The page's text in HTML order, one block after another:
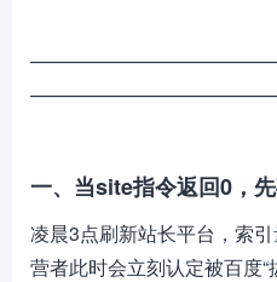
一、当site指令返回0，
凌晨3点刷新站长平台，索
营者此时会立刻认定被百度